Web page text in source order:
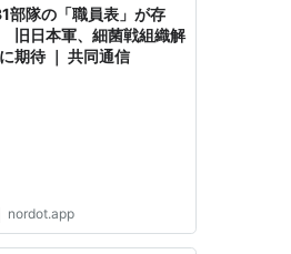
部隊の「職員表」が存
旧日本軍、細菌戦組織解
期待 ｜ 共同通信
nordot.app